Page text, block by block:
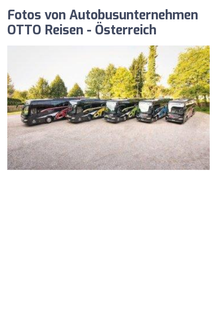
Fotos von Autobusunternehmen
OTTO Reisen - Österreich